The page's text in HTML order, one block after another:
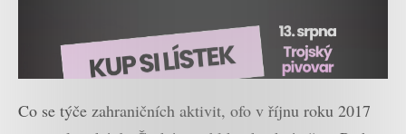
Co se týče zahraničních aktivit, ofo v říjnu roku 2017